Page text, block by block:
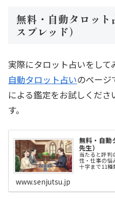
無料・自動タロッ
スプレッド）
実際にタロット占いをして
自動タロット占いのページ
による鑑定をお試しくだ
す。
無料・自動
先生）
当たると評判
性・仕事の悩
十字まで11種
えます。引
ChatGPT・
ロット鑑定）
www.senjutsu.jp